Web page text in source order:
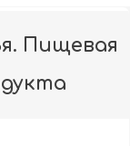
Пищевая